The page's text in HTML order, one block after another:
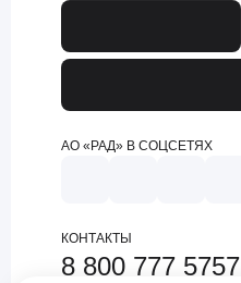
АО «РАД» В СОЦСЕТЯХ
КОНТАКТЫ
8 800 777 5757